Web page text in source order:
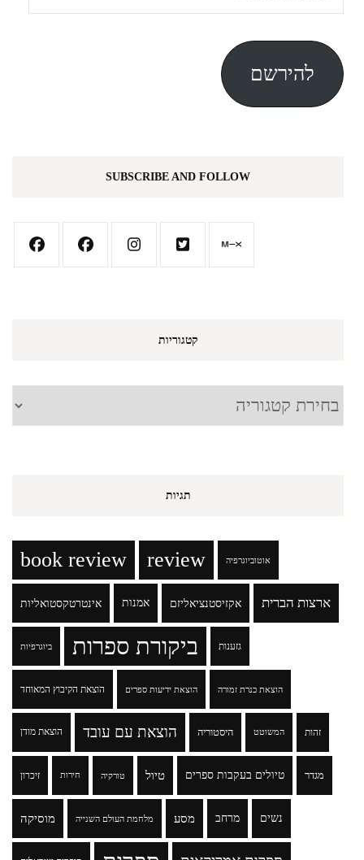
דואר
אלקטרוני
להירשם
SUBSCRIBE AND FOLLOW
קטגוריות
קטגוריות
תגיות
book review review אוטוביוגרפיה
אינטרטקסטואליות אמנות אקזיסטנציאליזם ארצות הברית
ביוגרפיות ביקורת ספרות גזענות
הוצאת הקיבוץ המאוחד הוצאת ידיעות ספרים הוצאת כנרת זמורה
הוצאת מודן הוצאת עם עובד היסטוריה המשוטט זהות
זיכרון חירות טורקיה טיול טיולים בעקבות ספרים מגדר
מוסיקה מלחמת העולם השנייה מסע מרחב נשים